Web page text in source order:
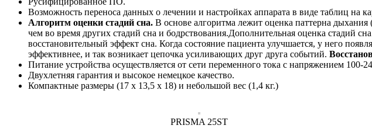
Возможность переноса данных о лечении и настройках аппарата в виде таблиц на
Алгоритм оценки стадий сна. В основе алгоритма лежит оценка паттерна
чем во время других стадий сна и бодрствования.Дополнительная оценка стадий
восстановительный эффект сна. Когда состояние пациента улучшается, у него
эффективнее, и так возникает цепочка усиливающих друг друга событий.
Питание устройства осуществляется от сети переменного тока с напряжением
Двухлетняя гарантия и высокое немецкое качество.
Компактные размеры (17 х 13,5 х 18) и небольшой вес (1,4 кг.)
PRISMA 25ST